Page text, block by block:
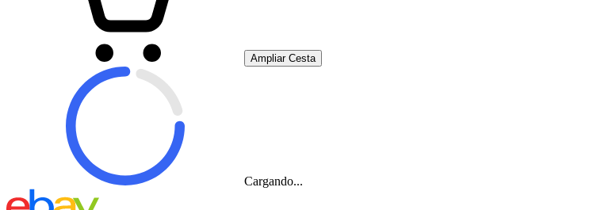
Ampliar Cesta
Cargando...